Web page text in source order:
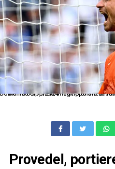
Dc Roma 06/10/2024 - campionato di calcio serie A / Lazio-Empoli / foto Domenico Cippitelli/
Provedel,